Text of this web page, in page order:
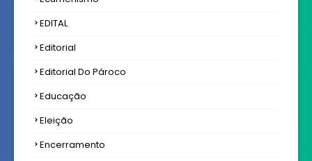
EDITAL
Editorial
Editorial Do Pároco
Educação
Eleição
Encerramento